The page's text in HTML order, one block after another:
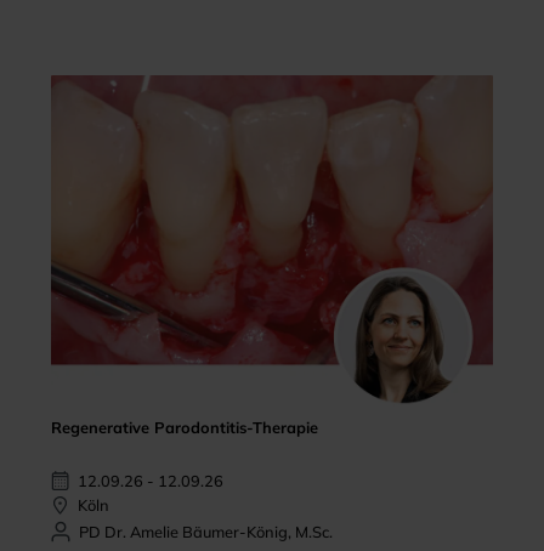
Regenerative Parodontitis-Therapie
12.09.26 - 12.09.26
Köln
PD Dr. Amelie Bäumer-König, M.Sc.